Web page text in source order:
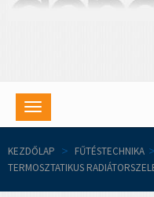
Toggle
navigation
KEZDŐLAP > FŰTÉSTECHNIKA >
TERMOSZTATIKUS